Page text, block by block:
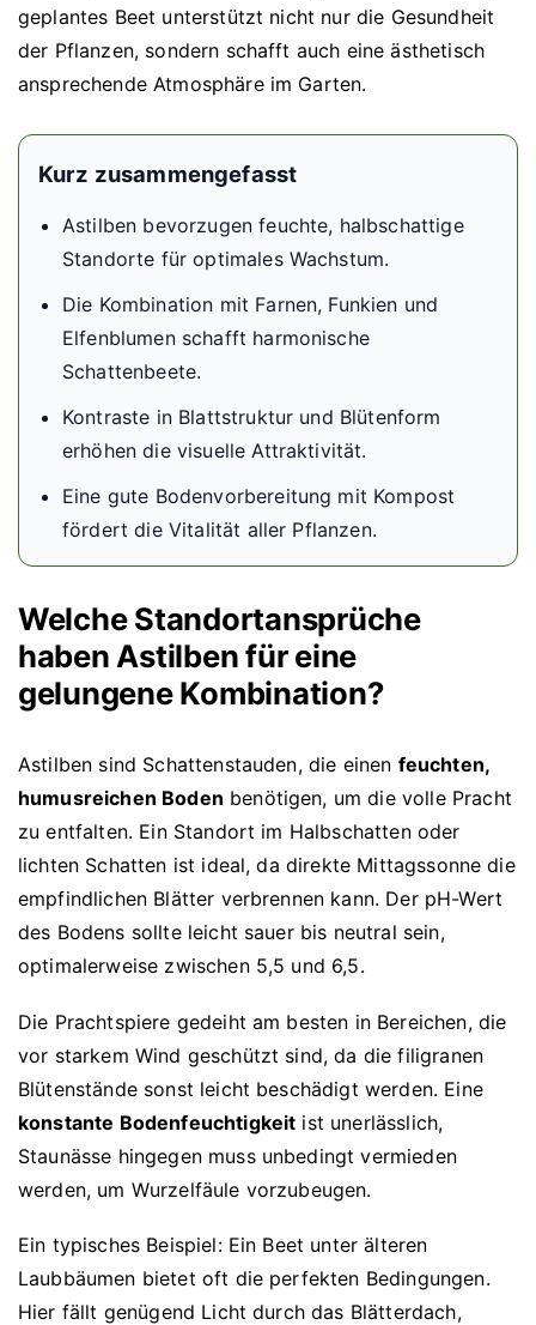
geplantes Beet unterstützt nicht nur die Gesundheit
der Pflanzen, sondern schafft auch eine ästhetisch
ansprechende Atmosphäre im Garten.
Kurz zusammengefasst
Astilben bevorzugen feuchte, halbschattige
Standorte für optimales Wachstum.
Die Kombination mit Farnen, Funkien und
Elfenblumen schafft harmonische
Schattenbeete.
Kontraste in Blattstruktur und Blütenform
erhöhen die visuelle Attraktivität.
Eine gute Bodenvorbereitung mit Kompost
fördert die Vitalität aller Pflanzen.
Welche Standortansprüche
haben Astilben für eine
gelungene Kombination?
Astilben sind Schattenstauden, die einen feuchten,
humusreichen Boden benötigen, um die volle Pracht
zu entfalten. Ein Standort im Halbschatten oder
lichten Schatten ist ideal, da direkte Mittagssonne die
empfindlichen Blätter verbrennen kann. Der pH-Wert
des Bodens sollte leicht sauer bis neutral sein,
optimalerweise zwischen 5,5 und 6,5.
Die Prachtspiere gedeiht am besten in Bereichen, die
vor starkem Wind geschützt sind, da die filigranen
Blütenstände sonst leicht beschädigt werden. Eine
konstante Bodenfeuchtigkeit ist unerlässlich,
Staunässe hingegen muss unbedingt vermieden
werden, um Wurzelfäule vorzubeugen.
Ein typisches Beispiel: Ein Beet unter älteren
Laubbäumen bietet oft die perfekten Bedingungen.
Hier fällt genügend Licht durch das Blätterdach,